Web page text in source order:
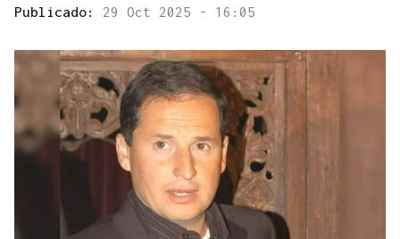
Publicado: 29 Oct 2025 - 16:05